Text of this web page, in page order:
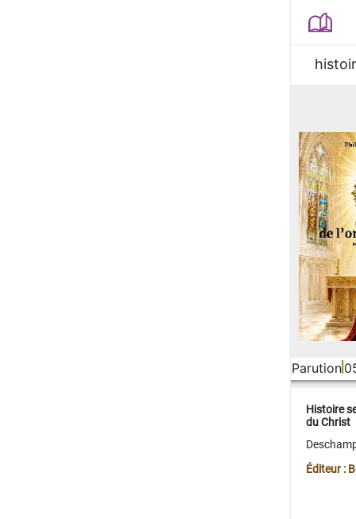
Parution
Histoire
du Christ
Éditeur :